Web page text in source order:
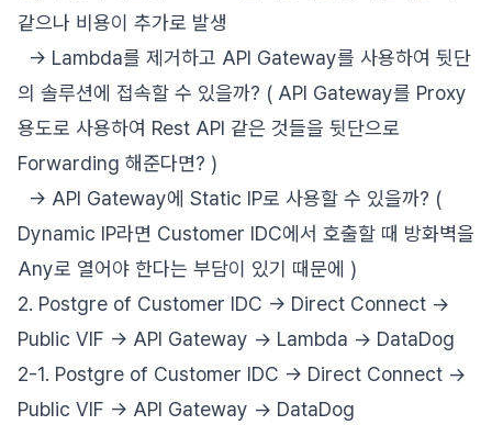
같으나 비용이 추가로 발생
-> Lambda를 제거하고 API Gateway를 사용하여 뒷단
의 솔루션에 접속할 수 있을까? ( API Gateway를 Proxy
용도로 사용하여 Rest API 같은 것들을 뒷단으로
Forwarding 해준다면? )
-> API Gateway에 Static IP로 사용할 수 있을까? (
Dynamic IP라면 Customer IDC에서 호출할 때 방화벽을
Any로 열어야 한다는 부담이 있기 때문에 )
2. Postgre of Customer IDC -> Direct Connect ->
Public VIF -> API Gateway -> Lambda -> DataDog
2-1. Postgre of Customer IDC -> Direct Connect ->
Public VIF -> API Gateway -> DataDog